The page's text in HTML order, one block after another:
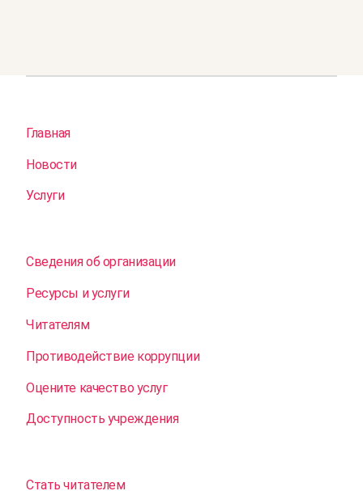
Главная
Новости
Услуги
Сведения об организации
Ресурсы и услуги
Читателям
Противодействие коррупции
Оцените качество услуг
Доступность учреждения
Стать читателем